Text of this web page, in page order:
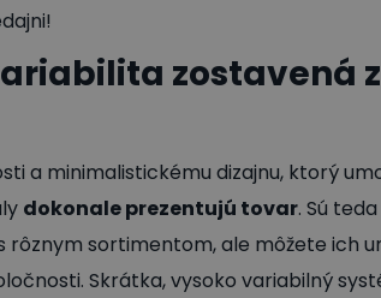
zostavená
a minimalistickému dizajnu, ktorý
dokonale prezentujú tovar. Sú
sortimentom, ale môžete ich
Skrátka, vysoko variabilný